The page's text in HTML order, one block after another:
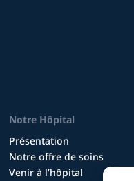
Notre Hôpital
Présentation
Notre offre de soins
Venir à l’hôpital